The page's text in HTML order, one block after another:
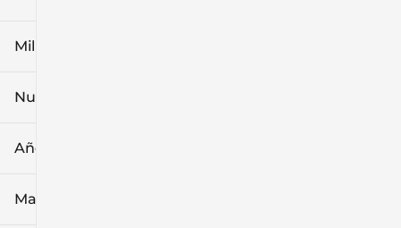
Millaje
Nuevo o usado
Año
Marca